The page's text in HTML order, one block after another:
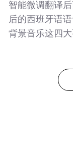
智能微调翻译
后的西班牙语
背景音乐这四